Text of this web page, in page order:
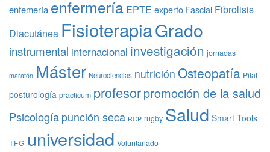
enfemería enfermería EPTE experto Fascial Fibrolisis
Diacutánea FisioterapiaGrado
instrumental internacional investigación jornadas
maratón Máster Neurociencias nutrición Osteopatía Pilat
posturología practicum profesorpromoción de la salud
Psicologíapunción seca RCP rugby Salud Smart Tools
TFG universidad Voluntariado